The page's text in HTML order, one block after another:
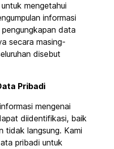
mengetahui
informasi
data
secara masing-
disebut
Pribadi
mengenai
diidentifikasi, baik
tidak langsung. Kami
pribadi untuk